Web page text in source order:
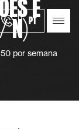
PT
E
N)
por semana